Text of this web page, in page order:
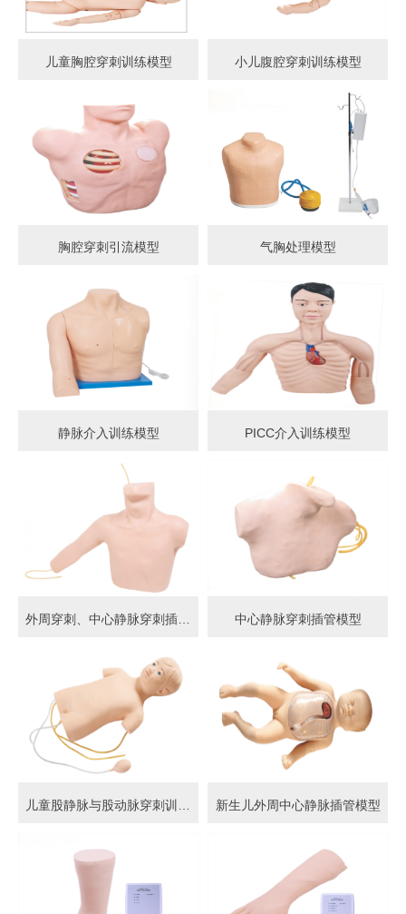
儿童胸腔穿刺训练模型 小儿腹腔穿刺训练模型
胸腔穿刺引流模型 气胸处理模型
静脉介入训练模型 PICC介入训练模型
外周穿刺、中心静脉穿刺插管模型 中心静脉穿刺插管模型
儿童股静脉与股动脉穿刺训练模型 新生儿外周中心静脉插管模型